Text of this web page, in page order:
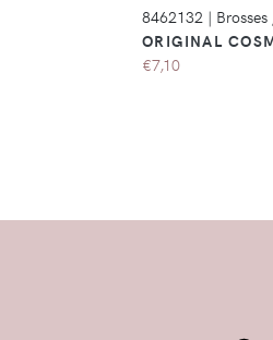
8462132 |
ORIGINAL
€7,10